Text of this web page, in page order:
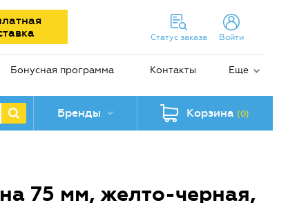
Статус заказа Войти
Бонусная программа Контакты Еще
Бренды Корзина (0)
75 мм, желто-черная,